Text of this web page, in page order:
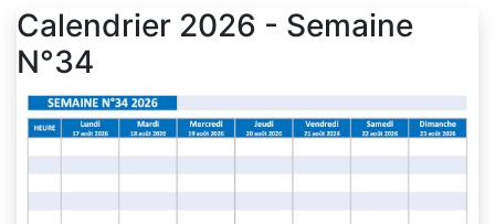
Calendrier 2026 - Semaine
N°34